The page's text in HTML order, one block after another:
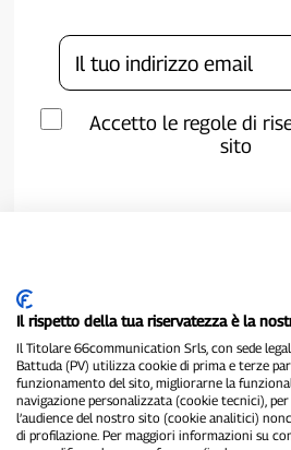
Accetto le regole di
sito
P300.it è una Testata
Registrazione numero 1/2021 del 1/
Il rispetto della tua riservatezza è la
Il Titolare 66communication Srls, con sede
Battuda (PV) utilizza cookie di prima e terze
funzionamento del sito, migliorarne la
navigazione personalizzata (cookie tecnici),
l’audience del nostro sito (cookie analitici)
di profilazione. Per maggiori informazioni su